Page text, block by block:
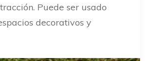
Puede ser usado
decorativos y